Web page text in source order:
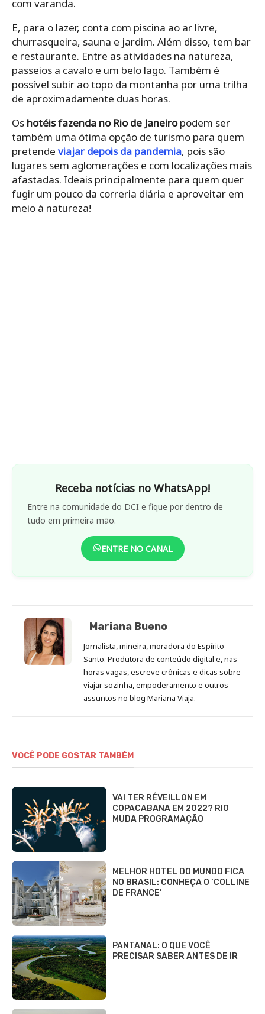
com varanda.
E, para o lazer, conta com piscina ao ar livre,
churrasqueira, sauna e jardim. Além disso, tem bar
e restaurante. Entre as atividades na natureza,
passeios a cavalo e um belo lago. Também é
possível subir ao topo da montanha por uma trilha
de aproximadamente duas horas.
Os hotéis fazenda no Rio de Janeiropodem ser
também uma ótima opção de turismo para quem
pretende viajar depois da pandemia, pois são
lugares sem aglomerações e com localizações mais
afastadas. Ideais principalmente para quem quer
fugir um pouco da correria diária e aproveitar em
meio à natureza!
Receba notícias no WhatsApp!
Entre na comunidade do DCI e fique por dentro de
tudo em primeira mão.
ENTRE NO CANAL
Mariana Bueno
Jornalista, mineira, moradora do Espírito
Santo. Produtora de conteúdo digital e, nas
horas vagas, escreve crônicas e dicas sobre
viajar sozinha, empoderamento e outros
assuntos no blog Mariana Viaja.
VOCÊ PODE GOSTAR TAMBÉM
VAI TER RÉVEILLON EM
COPACABANA EM 2022? RIO
MUDA PROGRAMAÇÃO
MELHOR HOTEL DO MUNDO FICA
NO BRASIL: CONHEÇA O ‘COLLINE
DE FRANCE’
PANTANAL: O QUE VOCÊ
PRECISAR SABER ANTES DE IR